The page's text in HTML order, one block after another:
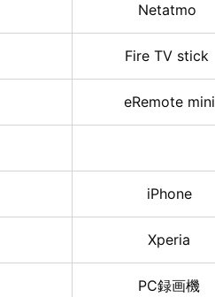
Netatmo
Fire TV stick
eRemote mini
iPhone
Xperia
PC録画機